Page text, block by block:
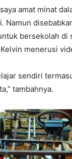
amat minat
Namun
bersekolah di
menerusi
sendiri
tambahnya.